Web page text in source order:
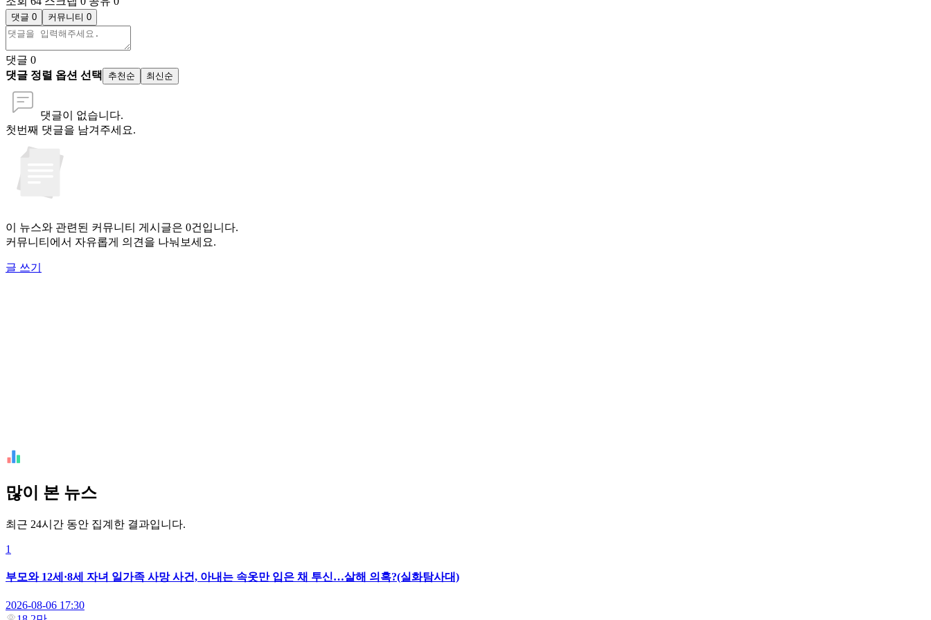
댓글 0 커뮤니티 0
댓글 0
댓글 정렬 옵션 선택
추천순 최신순
댓글이 없습니다.
첫번째 댓글을 남겨주세요.
이 뉴스와 관련된 커뮤니티 게시글은 0건입니다.
커뮤니티에서 자유롭게 의견을 나눠보세요.
글 쓰기
많이 본 뉴스
최근 24시간 동안 집계한 결과입니다.
1
부모와 12세·8세 자녀 일가족 사망 사건, 아내는 속옷만 입은 채 투신…살해 의혹?(실화탐사대)
2026-08-06 17:30